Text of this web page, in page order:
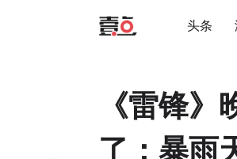
头条
《雷锋
了；暴雨